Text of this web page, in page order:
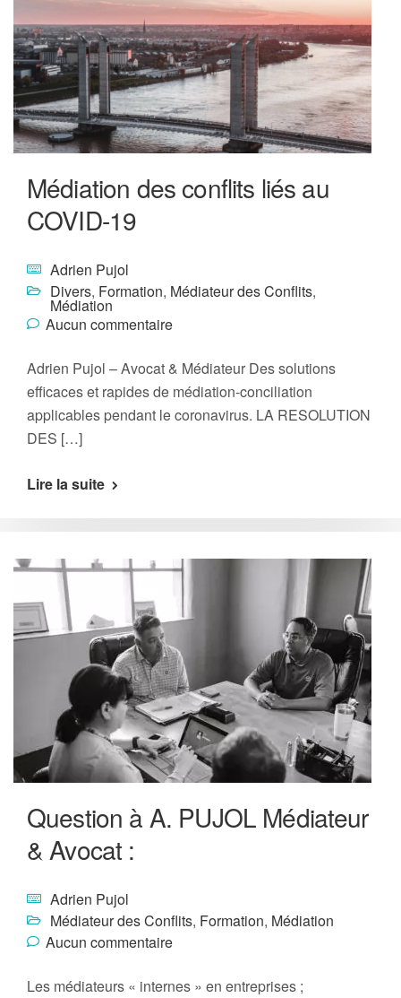
Médiation des conflits liés au
COVID-19
Adrien Pujol
Divers, Formation, Médiateur des Conflits,
Médiation
Aucun commentaire
Adrien Pujol – Avocat & Médiateur Des solutions
efficaces et rapides de médiation-conciliation
applicables pendant le coronavirus. LA RESOLUTION
DES […]
Lire la suite
Question à A. PUJOL Médiateur
& Avocat :
Adrien Pujol
Médiateur des Conflits, Formation, Médiation
Aucun commentaire
Les médiateurs « internes » en entreprises ;